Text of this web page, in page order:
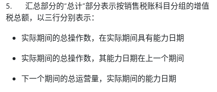
5. 汇总部分的“总计”部分表示按销售税账科目分组的增值
税总额，以三行分别表示：
实际期间的总操作数，在实际期间具有能力日期
实际期间的总操作数，其能力日期在上一个期间
下一个期间的总运营量，实际期间的能力日期